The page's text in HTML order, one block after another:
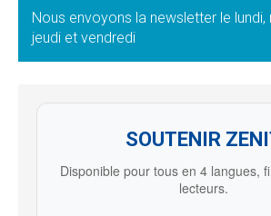
Nous envoyons la newsletter le lundi,
jeudi et vendredi
SOUTENIR
Disponible pour tous en 4 langues,
lecteurs.